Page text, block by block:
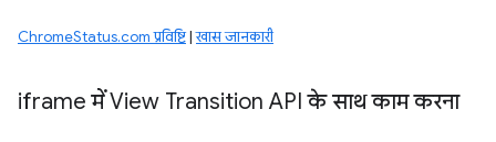
ChromeStatus.com प्रविष्टि|खास जानकारी
iframe में View Transition API के साथ काम करना